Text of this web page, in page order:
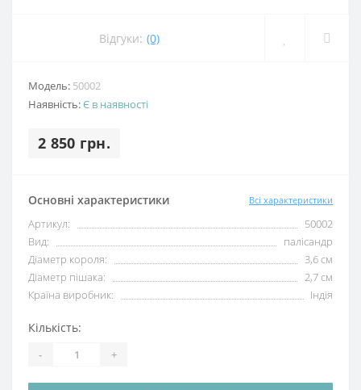
Відгуки: (0)
Модель: 50002
Наявність:Є в наявності
2 850 грн.
Основні характеристики Всі характеристики
Артикул:
50002
Вид:
палісандр
Діаметр короля:
3,6 см
Діаметр пішака:
2,7 см
Країна виробник:
Індія
Кількість:
- +